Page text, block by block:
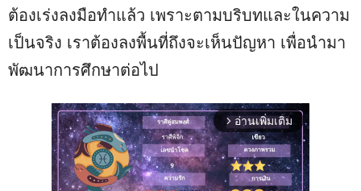
ต้องเร่งลงมือทำแล้ว เพราะตามบริบทและในความ
เป็นจริง เราต้องลงพื้นที่ถึงจะเห็นปัญหา เพื่อนำมา
พัฒนาการศึกษาต่อไป
arrow_forward_ios อ่านเพิ่มเติม